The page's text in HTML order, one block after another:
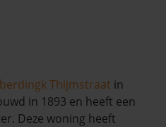
Thijmstraat in
in 1893 en heeft een
Deze woning heeft